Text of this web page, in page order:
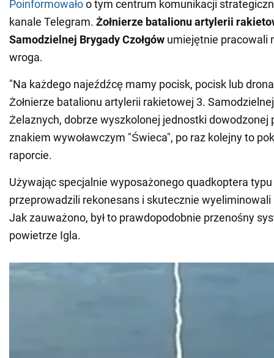
Poinformowałoo tym centrum komunikacji
kanale Telegram. Żołnierze batalionu artylerii
Samodzielnej Brygady Czołgów umiejętnie pracowali
wroga.
"Na każdego najeźdźcę mamy pocisk, pocisk lub
Żołnierze batalionu artylerii rakietowej 3.
Żelaznych, dobrze wyszkolonej jednostki dowodzonej
znakiem wywoławczym "Świeca", po raz kolejny to
raporcie.
Używając specjalnie wyposażonego quadkoptera typu
przeprowadzili rekonesans i skutecznie wyeliminowali
Jak zauważono, był to prawdopodobnie przenośny
powietrze Igla.